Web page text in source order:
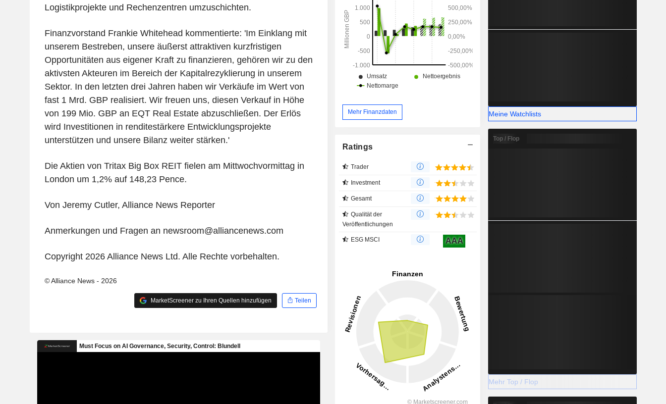
Logistikprojekte und Rechenzentren umzuschichten.
Finanzvorstand Frankie Whitehead kommentierte: 'Im Einklang mit
unserem Bestreben, unsere äußerst attraktiven kurzfristigen
Opportunitäten aus eigener Kraft zu finanzieren, gehören wir zu den
aktivsten Akteuren im Bereich der Kapitalrezyklierung in unserem
Sektor. In den letzten drei Jahren haben wir Verkäufe im Wert von
fast 1 Mrd. GBP realisiert. Wir freuen uns, diesen Verkauf in Höhe
von 199 Mio. GBP an EQT Real Estate abzuschließen. Der Erlös
wird Investitionen in renditestärkere Entwicklungsprojekte
unterstützen und unsere Bilanz weiter stärken.'
Die Aktien von Tritax Big Box REIT fielen am Mittwochvormittag in
London um 1,2% auf 148,23 Pence.
Von Jeremy Cutler, Alliance News Reporter
Anmerkungen und Fragen an newsroom@alliancenews.com
Copyright 2026 Alliance News Ltd. Alle Rechte vorbehalten.
© Alliance News - 2026
MarketScreener zu Ihren Quellen hinzufügen Teilen
Mehr Finanzdaten
Ratings
Trader
Investment
Gesamt
Qualität der
Veröffentlichungen
ESG MSCI AAA
Meine Watchlists
Top / Flop
Mehr Top / Flop